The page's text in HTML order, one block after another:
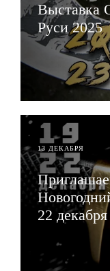
Выставка
Руси 2025
ЧИТАТЬ
13 ДЕКАБРЯ
22 декабря
ЧИТАТЬ